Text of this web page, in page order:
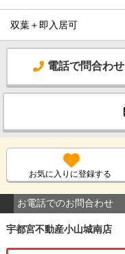
双葉＋即入居可
電話で問合わせ
お気に入りに登録する
お電話でのお問合わせ
宇都宮不動産小山城南店